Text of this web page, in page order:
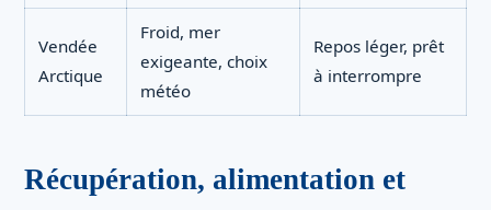
Vendée
Arctique
Froid, mer
exigeante, choix
météo
Repos léger, prêt
à interrompre
Récupération, alimentation et